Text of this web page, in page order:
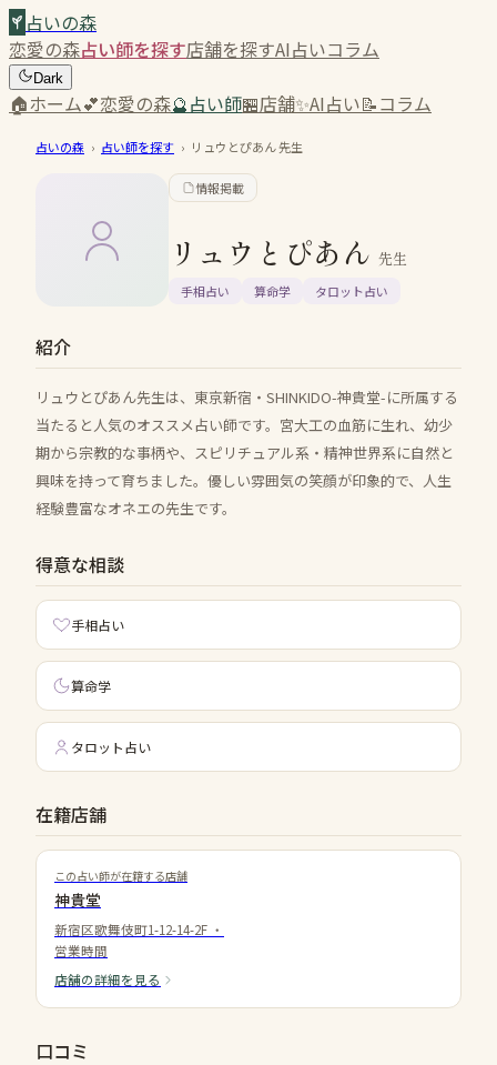
占いの森
恋愛の森占い師を探す店舗を探すAI占いコラム
Dark
🏠ホーム💕恋愛の森🔮占い師🏪店舗✨AI占い📝コラム
占いの森 › 占い師を探す › リュウとぴあん先生
情報掲載
リュウとぴあん 先生
手相占い 算命学 タロット占い
紹介
リュウとぴあん先生は、東京新宿・SHINKIDO-神貴堂-に所属する
当たると人気のオススメ占い師です。宮大工の血筋に生れ、幼少
期から宗教的な事柄や、スピリチュアル系・精神世界系に自然と
興味を持って育ちました。優しい雰囲気の笑顔が印象的で、人生
経験豊富なオネエの先生です。
得意な相談
手相占い
算命学
タロット占い
在籍店舗
この占い師が在籍する店舗
神貴堂
新宿区歌舞伎町1-12-14-2F ・
営業時間
店舗の詳細を見る
口コミ